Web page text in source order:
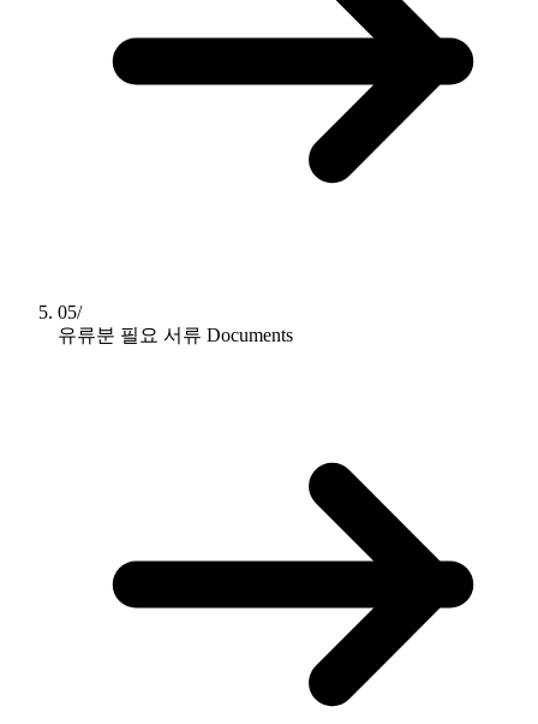
05/
유류분 필요 서류 Documents